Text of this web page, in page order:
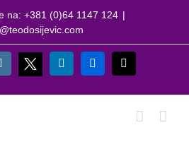
na: +381 (0)64 1147 124 |
Instagram
X LinkedInFlickr